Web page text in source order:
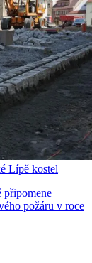
Lípě kostel
připomene
požáru v roce